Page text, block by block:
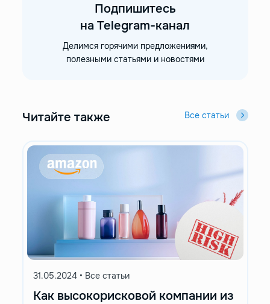
Подпишитесь
на Telegram-канал
Делимся горячими предложениями,
полезными статьями и новостями
Читайте также Все статьи
31.05.2024 • Все статьи
Как высокорисковой компании из